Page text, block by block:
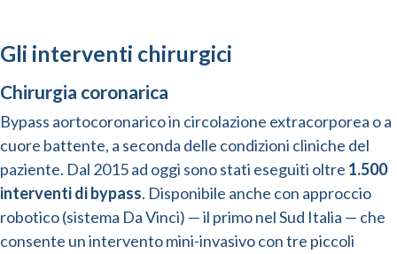
Gli interventi chirurgici
Chirurgia coronarica
Bypass aortocoronarico in circolazione extracorporea o a
cuore battente, a seconda delle condizioni cliniche del
paziente. Dal 2015 ad oggi sono stati eseguiti oltre 1.500
interventi di bypass. Disponibile anche con approccio
robotico (sistema Da Vinci) — il primo nel Sud Italia — che
consente un intervento mini-invasivo con tre piccoli